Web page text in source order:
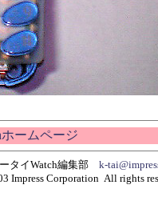
ームページ
タイWatch編集部 k-
Impress Corporation All rights